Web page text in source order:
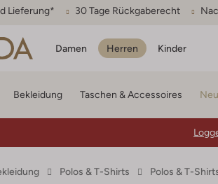
Lieferung* 30 Tage Rückgaberecht
Damen Herren Kinder
Bekleidung Taschen & Accessoires
Polos & T-Shirts Polos & T-